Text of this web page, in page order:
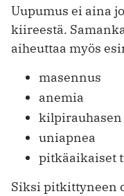
Uupumus ei aina
kiireestä.
aiheuttaa myös
masennus
anemia
uniapnea
pitkäaikaiset
Siksi pitkittyneen